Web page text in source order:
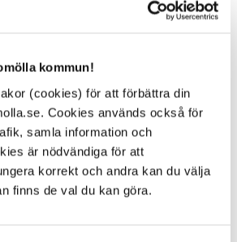
kommun!
(cookies) för att förbättra din
Cookies används också för
samla information och
är nödvändiga för att
korrekt och andra kan du välja
finns de val du kan göra.
år för att hålla dig uppdaterad.
för mer
priser och